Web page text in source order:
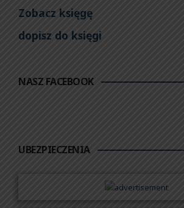
Zobacz księgę
dopisz do księgi
NASZ FACEBOOK
UBEZPIECZENIA